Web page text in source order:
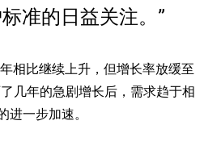
准的日益关注。”
相比继续上升，但增长率放缓至
几年的急剧增长后，需求趋于相
一步加速。